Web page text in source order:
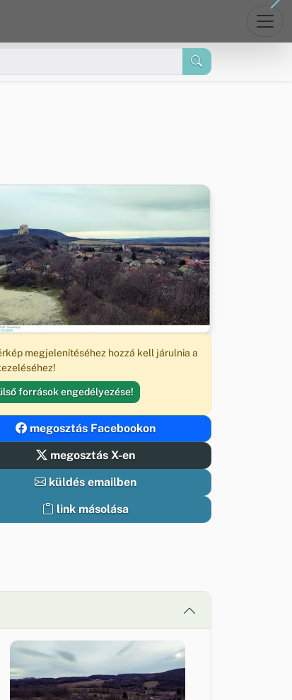
megjelenítéséhez hozzá kell járulnia a
források engedélyezése!
megosztás Facebookon
megosztás X-en
küldés emailben
link másolása